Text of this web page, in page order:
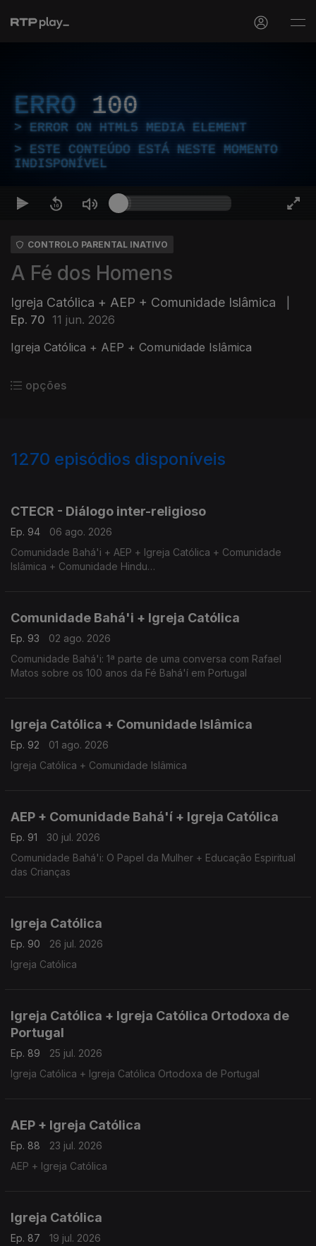
ERRO 100
ERROR ON HTML5 MEDIA ELEMENT
ESTE CONTEÚDO ESTÁ NESTE MOMENTO
INDISPONÍVEL
CONTROLO PARENTAL INATIVO
A Fé dos Homens
Igreja Católica + AEP + Comunidade Islâmica
Ep. 70 11 jun. 2026
Igreja Católica + AEP + Comunidade Islâmica
opções
1270 episódios disponíveis
CTECR - Diálogo inter-religioso
Ep. 94
06 ago. 2026
Comunidade Bahá'i + AEP + Igreja Católica + Comunidade
Islâmica + Comunidade Hindu
Comunidade Bahá'i + Igreja Católica
Ep. 93
02 ago. 2026
Comunidade Bahá'i: 1ª parte de uma conversa com Rafael
Matos sobre os 100 anos da Fé Bahá'í em Portugal
Igreja Católica + Comunidade Islâmica
Ep. 92
01 ago. 2026
Igreja Católica + Comunidade Islâmica
AEP + Comunidade Bahá'í + Igreja Católica
Ep. 91
30 jul. 2026
Comunidade Bahá'i: O Papel da Mulher + Educação Espiritual
das Crianças
Igreja Católica
Ep. 90
26 jul. 2026
Igreja Católica
Igreja Católica + Igreja Católica Ortodoxa de
Portugal
Ep. 89
25 jul. 2026
Igreja Católica + Igreja Católica Ortodoxa de Portugal
AEP + Igreja Católica
Ep. 88
23 jul. 2026
AEP + Igreja Católica
Igreja Católica
Ep. 87
19 jul. 2026